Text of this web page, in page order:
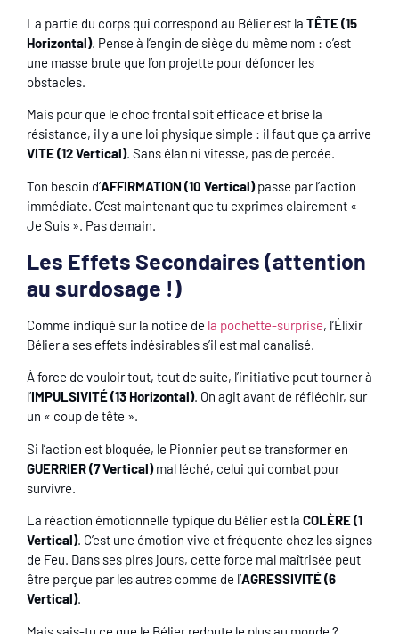
La partie du corps qui correspond au Bélier est la TÊTE (15
Horizontal). Pense à l’engin de siège du même nom : c’est
une masse brute que l’on projette pour défoncer les
obstacles.
Mais pour que le choc frontal soit efficace et brise la
résistance, il y a une loi physique simple : il faut que ça arrive
VITE (12 Vertical). Sans élan ni vitesse, pas de percée.
Ton besoin d’AFFIRMATION (10 Vertical)passe par l’action
immédiate. C’est maintenant que tu exprimes clairement «
Je Suis ». Pas demain.
Les Effets Secondaires (attention
au surdosage !)
Comme indiqué sur la notice de la pochette-surprise, l’Élixir
Bélier a ses effets indésirables s’il est mal canalisé.
À force de vouloir tout, tout de suite, l’initiative peut tourner à
l’IMPULSIVITÉ (13 Horizontal). On agit avant de réfléchir, sur
un « coup de tête ».
Si l’action est bloquée, le Pionnier peut se transformer en
GUERRIER (7 Vertical)mal léché, celui qui combat pour
survivre.
La réaction émotionnelle typique du Bélier est la COLÈRE (1
Vertical). C’est une émotion vive et fréquente chez les signes
de Feu. Dans ses pires jours, cette force mal maîtrisée peut
être perçue par les autres comme de l’AGRESSIVITÉ (6
Vertical).